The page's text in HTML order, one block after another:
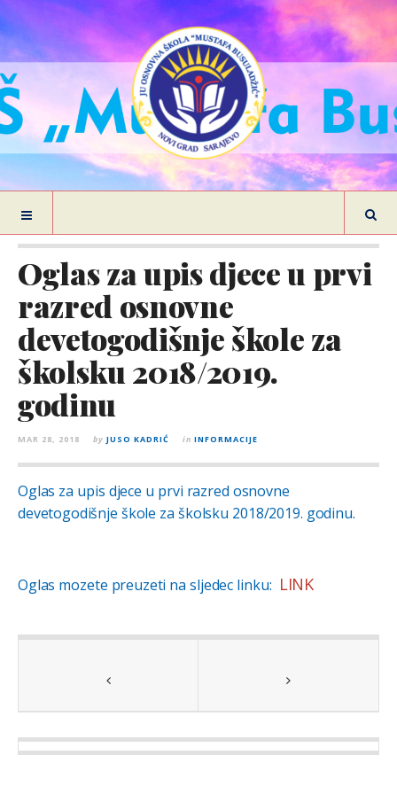
Oglas za upis djece u prvi
razred osnovne
devetogodišnje škole za
školsku 2018/2019.
godinu
MAR 28, 2018 by JUSO KADRIĆ in INFORMACIJE
Oglas za upis djece u prvi razred osnovne
devetogodišnje škole za školsku 2018/2019. godinu.
Oglas mozete preuzeti na sljedec linku: LINK